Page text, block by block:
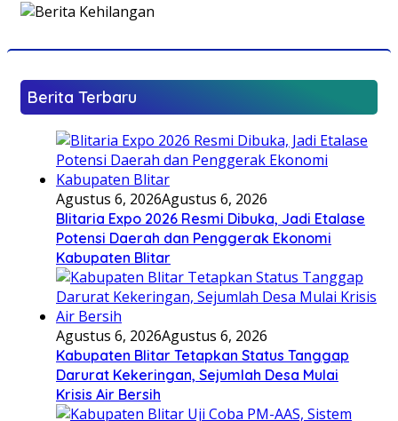
Berita Terbaru
Agustus 6, 2026Agustus 6, 2026
Blitaria Expo 2026 Resmi Dibuka, Jadi Etalase
Potensi Daerah dan Penggerak Ekonomi
Kabupaten Blitar
Agustus 6, 2026Agustus 6, 2026
Kabupaten Blitar Tetapkan Status Tanggap
Darurat Kekeringan, Sejumlah Desa Mulai
Krisis Air Bersih